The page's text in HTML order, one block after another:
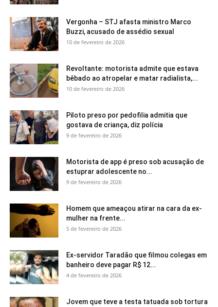
Vergonha – STJ afasta ministro Marco
Buzzi, acusado de assédio sexual
10 de fevereiro de 2026
Revoltante: motorista admite que estava
bêbado ao atropelar e matar radialista,...
10 de fevereiro de 2026
Piloto preso por pedofilia admitia que
gostava de criança, diz polícia
9 de fevereiro de 2026
Motorista de app é preso sob acusação de
estuprar adolescente no...
9 de fevereiro de 2026
Homem que ameaçou atirar na cara da ex-
mulher na frente...
5 de fevereiro de 2026
Ex-servidor Taradão que filmou colegas em
banheiro deve pagar R$ 12...
4 de fevereiro de 2026
Jovem que teve a testa tatuada sob tortura